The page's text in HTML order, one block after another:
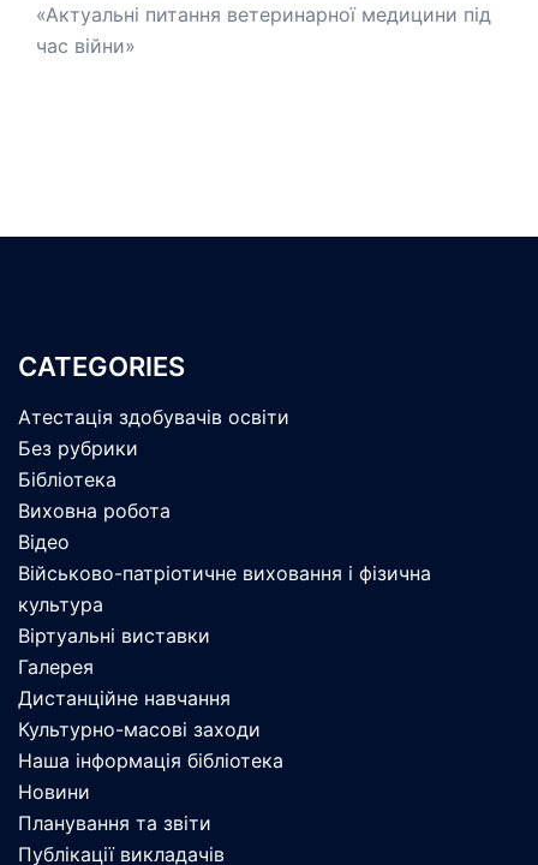
«Актуальні питання ветеринарної медицини під
час війни»
CATEGORIES
Атестація здобувачів освіти
Без рубрики
Бібліотека
Виховна робота
Відео
Військово-патріотичне виховання і фізична
культура
Віртуальні виставки
Галерея
Дистанційне навчання
Культурно-масові заходи
Наша інформація бібліотека
Новини
Планування та звіти
Публікації викладачів